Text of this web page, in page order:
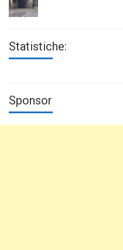
Statistiche:
Sponsor